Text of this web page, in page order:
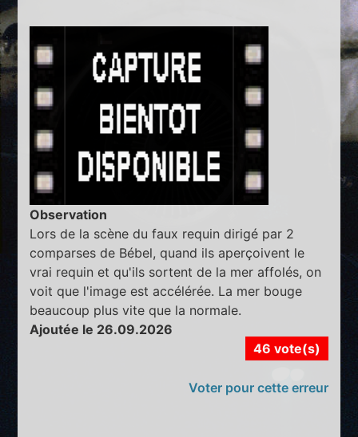
Observation
Lors de la scène du faux requin dirigé par 2
comparses de Bébel, quand ils aperçoivent le
vrai requin et qu'ils sortent de la mer affolés, on
voit que l'image est accélérée. La mer bouge
beaucoup plus vite que la normale.
Ajoutée le 26.09.2026
46 vote(s)
Voter pour cette erreur